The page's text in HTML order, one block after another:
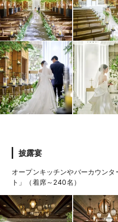
披露宴
オープンキッチンやバーカウン
ト」（着席～240名）